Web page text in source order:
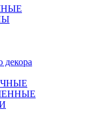
декора